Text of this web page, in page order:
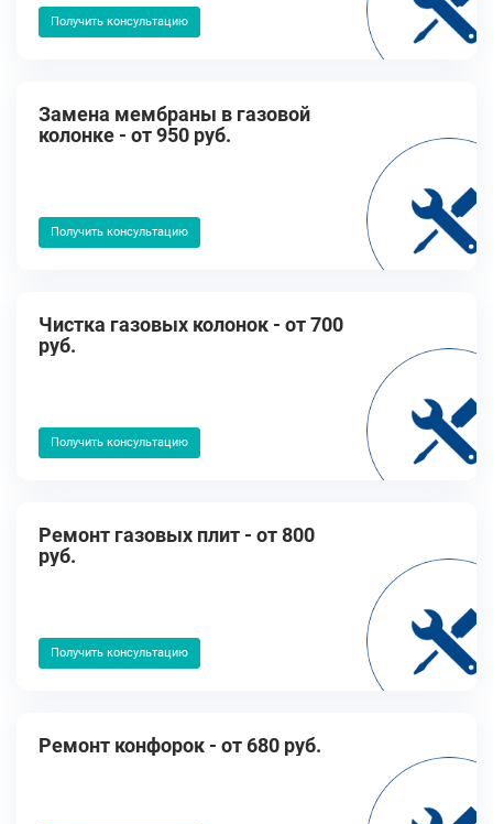
Получить консультацию
Замена мембраны в газовой
колонке - от 950 руб.
Получить консультацию
Чистка газовых колонок - от 700
руб.
Получить консультацию
Ремонт газовых плит - от 800
руб.
Получить консультацию
Ремонт конфорок - от 680 руб.